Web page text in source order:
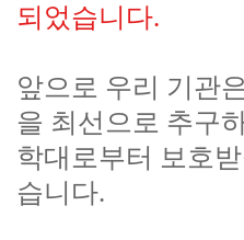
되었습니다.
앞으로 우리 기관
을 최선으로 추구
학대로부터 보호
습니다.